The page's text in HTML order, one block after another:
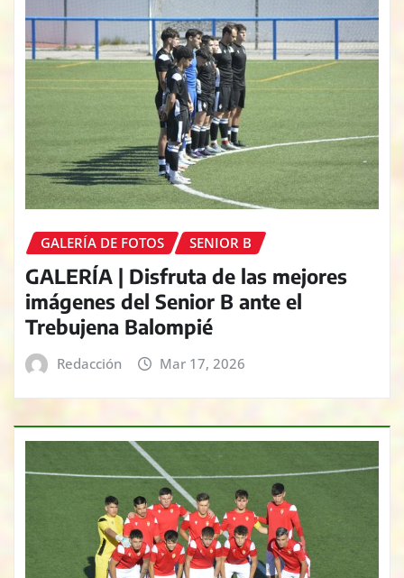
GALERÍA DE FOTOS SENIOR B
GALERÍA | Disfruta de las mejores
imágenes del Senior B ante el
Trebujena Balompié
Redacción Mar 17, 2026